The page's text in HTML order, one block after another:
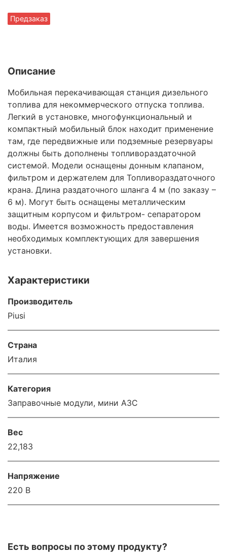
Предзаказ
Описание
Мобильная перекачивающая станция дизельного
топлива для некоммерческого отпуска топлива.
Легкий в установке, многофункциональный и
компактный мобильный блок находит применение
там, где передвижные или подземные резервуары
должны быть дополнены топливораздаточной
системой. Модели оснащены донным клапаном,
фильтром и держателем для Топливораздаточного
крана. Длина раздаточного шланга 4 м (по заказу –
6 м). Могут быть оснащены металлическим
защитным корпусом и фильтром- сепаратором
воды. Имеется возможность предоставления
необходимых комплектующих для завершения
установки.
Характеристики
Производитель
Piusi
Страна
Италия
Категория
Заправочные модули, мини АЗС
Вес
22,183
Напряжение
220 В
Есть вопросы по этому продукту?